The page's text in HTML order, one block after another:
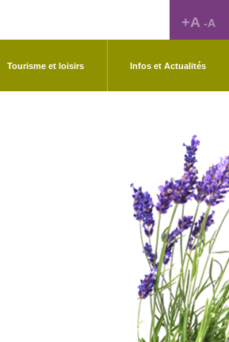
+A -A
Tourisme et loisirs Infos et Actualités